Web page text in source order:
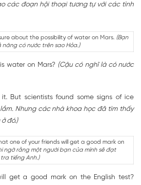
các đoạn hội thoại tương tự với các tình
about the possibility of water on Mars. (Bạn
có nước trên sao Hỏa.)
water on Mars? (Cậu có nghĩ là có nước
But scientists found some signs of ice
Nhưng các nhà khoa học đã tìm thấy
đó.)
one of your friends will get a good mark on
ngờ rằng một người bạn của mình sẽ đạt
tiếng Anh.)
get a good mark on the English test?